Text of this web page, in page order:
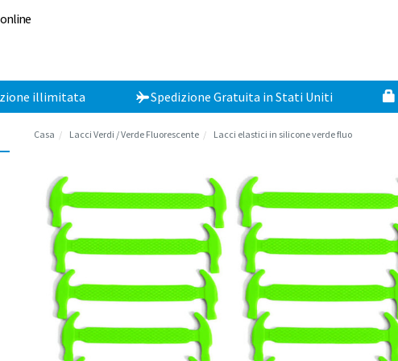
illimitata Spedizione Gratuita in Stati Uniti
Casa Lacci Verdi / Verde Fluorescente Lacci elastici in silicone verde fluo